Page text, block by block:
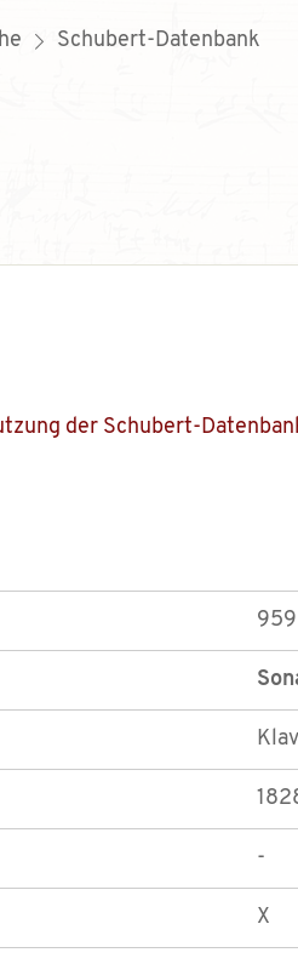
Schubert-Datenbank
der Schubert-
959
-
X